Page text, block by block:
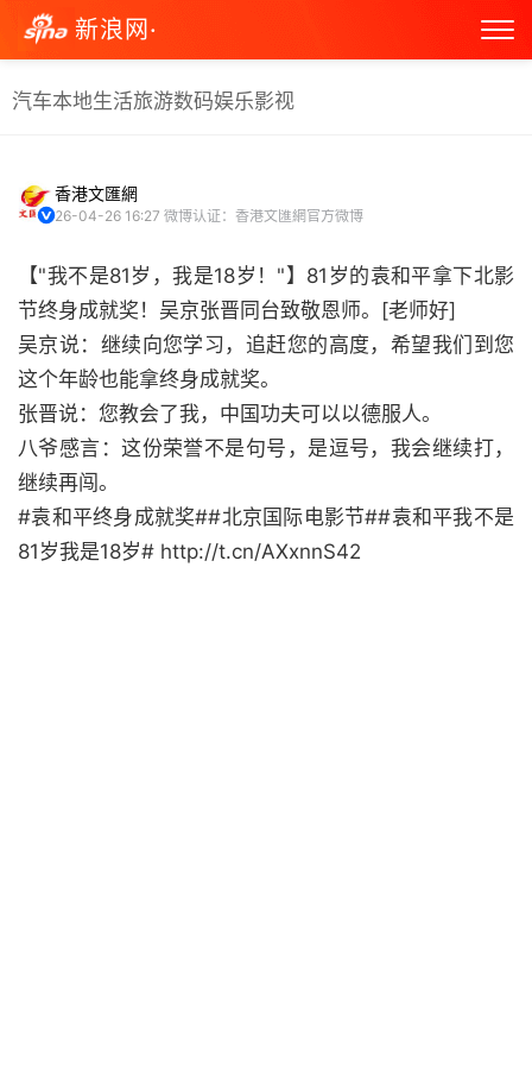
新浪网·
汽车本地生活旅游数码娱乐影视
香港文匯網
26-04-26 16:27 微博认证：香港文匯網官方微博
【"我不是81岁，我是18岁！"】81岁的袁和平拿下北影
节终身成就奖！吴京张晋同台致敬恩师。[老师好]
吴京说：继续向您学习，追赶您的高度，希望我们到您
这个年龄也能拿终身成就奖。
张晋说：您教会了我，中国功夫可以以德服人。
八爷感言：这份荣誉不是句号，是逗号，我会继续打，
继续再闯。
#袁和平终身成就奖##北京国际电影节##袁和平我不是
81岁我是18岁# http://t.cn/AXxnnS42